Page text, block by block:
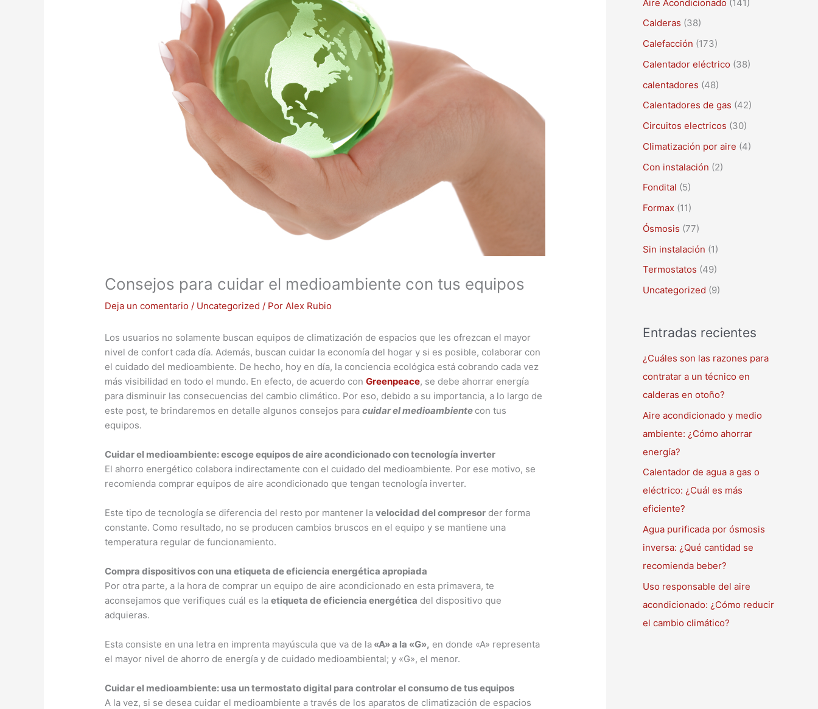
Consejos para cuidar el medioambiente con tus equipos
Deja un comentario / Uncategorized / PorAlex Rubio
Los usuarios no solamente buscan equipos de climatización de espacios que les ofrezcan el mayor
nivel de confort cada día. Además, buscan cuidar la economía del hogar y si es posible, colaborar con
el cuidado del medioambiente. De hecho, hoy en día, la conciencia ecológica está cobrando cada vez
más visibilidad en todo el mundo. En efecto, de acuerdo conGreenpeace, se debe ahorrar energía
para disminuir las consecuencias del cambio climático. Por eso, debido a su importancia, a lo largo de
este post, te brindaremos en detalle algunos consejos paracuidar el medioambiente con tus
equipos.
Cuidar el medioambiente: escoge equipos de aire acondicionado con tecnología inverter
El ahorro energético colabora indirectamente con el cuidado del medioambiente. Por ese motivo, se
recomienda comprar equipos de aire acondicionado que tengan tecnología inverter.
Este tipo de tecnología se diferencia del resto por mantener lavelocidad del compresor der forma
constante. Como resultado, no se producen cambios bruscos en el equipo y se mantiene una
temperatura regular de funcionamiento.
Compra dispositivos con una etiqueta de eficiencia energética apropiada
Por otra parte, a la hora de comprar un equipo de aire acondicionado en esta primavera, te
aconsejamos que verifiques cuál es laetiqueta de eficiencia energética del dispositivo que
adquieras.
Esta consiste en una letra en imprenta mayúscula que va de la «A» a la «G», en donde «A» representa
el mayor nivel de ahorro de energía y de cuidado medioambiental; y «G», el menor.
Cuidar el medioambiente: usa un termostato digital para controlar el consumo de tus equipos
A la vez, si se desea cuidar el medioambiente a través de los aparatos de climatización de espacios
a
r
p
o
Aire Acondicionado (141)
Calderas (38)
Calefacción (173)
Calentador eléctrico (38)
calentadores (48)
Calentadores de gas (42)
Circuitos electricos (30)
Climatización por aire (4)
Con instalación (2)
Fondital (5)
Formax (11)
Ósmosis (77)
Sin instalación (1)
Termostatos (49)
Uncategorized (9)
Entradas recientes
¿Cuáles son las razones para
contratar a un técnico en
calderas en otoño?
Aire acondicionado y medio
ambiente: ¿Cómo ahorrar
energía?
Calentador de agua a gas o
eléctrico: ¿Cuál es más
eficiente?
Agua purificada por ósmosis
inversa: ¿Qué cantidad se
recomienda beber?
Uso responsable del aire
acondicionado: ¿Cómo reducir
el cambio climático?